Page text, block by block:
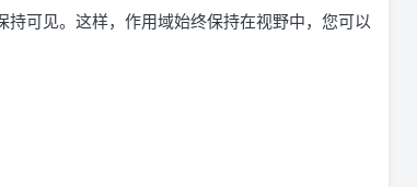
可见。这样，作用域始终保持在视野中，您可以